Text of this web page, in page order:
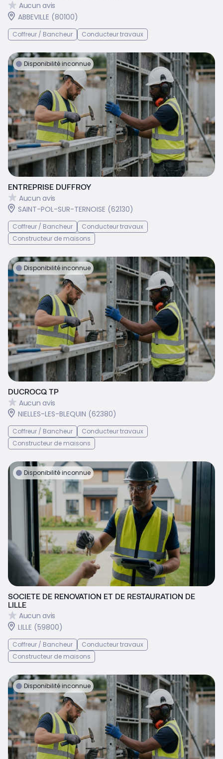
Aucun avis
ABBEVILLE (80100)
Coffreur / Bancheur Conducteur travaux
Disponibilité inconnue
ENTREPRISE DUFFROY
Aucun avis
SAINT-POL-SUR-TERNOISE (62130)
Coffreur / Bancheur
Conducteur travaux
Constructeur de maisons
Disponibilité inconnue
DUCROCQ TP
Aucun avis
NIELLES-LES-BLEQUIN (62380)
Coffreur / Bancheur
Conducteur travaux
Constructeur de maisons
Disponibilité inconnue
SOCIETE DE RENOVATION ET DE RESTAURATION DE
LILLE
Aucun avis
LILLE (59800)
Coffreur / Bancheur
Conducteur travaux
Constructeur de maisons
Disponibilité inconnue